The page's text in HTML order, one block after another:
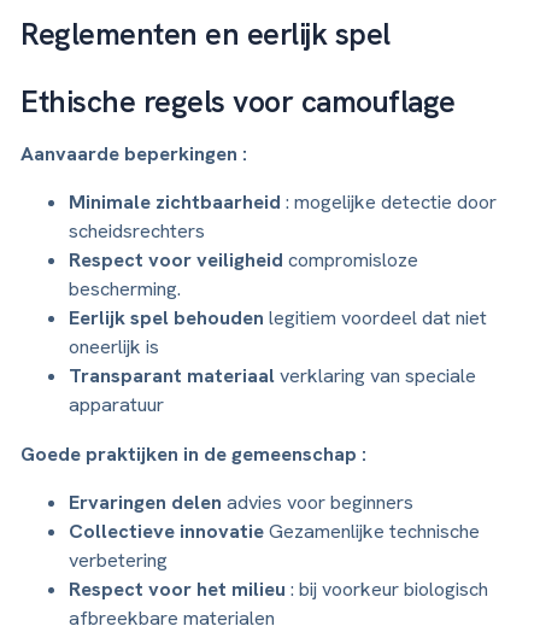
Reglementen en eerlijk spel
Ethische regels voor camouflage
Aanvaarde beperkingen :
Minimale zichtbaarheid : mogelijke detectie door
scheidsrechters
Respect voor veiligheid compromisloze
bescherming.
Eerlijk spel behouden legitiem voordeel dat niet
oneerlijk is
Transparant materiaalverklaring van speciale
apparatuur
Goede praktijken in de gemeenschap :
Ervaringen delen advies voor beginners
Collectieve innovatieGezamenlijke technische
verbetering
Respect voor het milieu : bij voorkeur biologisch
afbreekbare materialen